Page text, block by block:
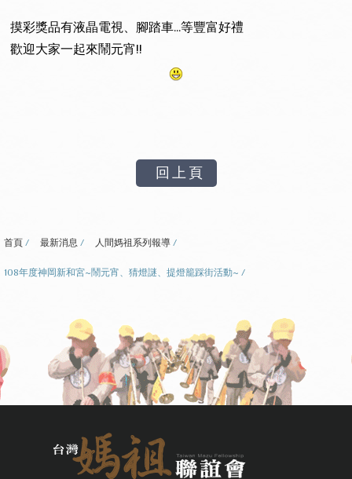
摸彩獎品有液晶電視、腳踏車...等豐富好禮
歡迎大家一起來鬧元宵!!
回上頁
首頁 最新消息 人間媽祖系列報導
108年度神岡新和宮~鬧元宵、猜燈謎、提燈籠踩街活動~